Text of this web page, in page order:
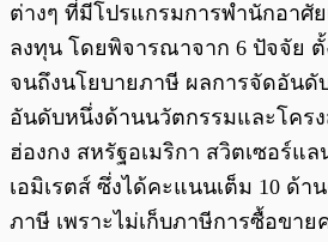
ต่างๆ ที่มีโปรแกรมการพำนักอาศั
ลงทุน โดยพิจารณาจาก 6 ปัจจัย ตั้
จนถึงนโยบายภาษี ผลการจัดอันดั
อันดับหนึ่งด้านนวัตกรรมและโคร
ฮ่องกง สหรัฐอเมริกา สวิตเซอร์แ
เอมิเรตส์ ซึ่งได้คะแนนเต็ม 10 ด้า
ภาษี เพราะไม่เก็บภาษีการซื้อขาย